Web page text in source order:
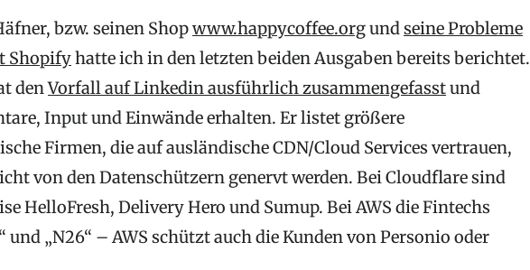
bzw. seinen Shopwww.happycoffee.orgundseine Probleme
Shopifyhatte ich in den letzten beiden Ausgaben bereits berichtet.
denVorfall auf Linkedin ausführlich zusammengefasstund
Input und Einwände erhalten. Er listet größere
Firmen, die auf ausländische CDN/Cloud Services vertrauen,
von den Datenschützern genervt werden. Bei Cloudflare sind
HelloFresh, Delivery Hero und Sumup. Bei AWS die Fintechs
und „N26“ – AWS schützt auch die Kunden von Personio oder